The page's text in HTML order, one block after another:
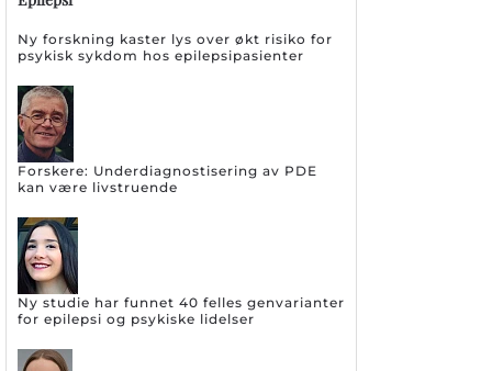
Ny forskning kaster lys over økt risiko for
psykisk sykdom hos epilepsipasienter
Forskere: Underdiagnostisering av PDE
kan være livstruende
Ny studie har funnet 40 felles genvarianter
for epilepsi og psykiske lidelser